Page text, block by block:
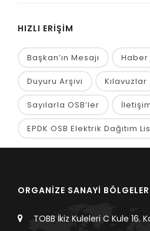
HIZLI ERİŞİM
Başkan’ın Mesajı Haber
Duyuru Arşivi Kılavuzlar
Sayılarla OSB’ler
EPDK OSB Elektrik Dağıtım
ORGANİZE SANAYİ
TOBB İkiz Kuleleri C Kule 16.